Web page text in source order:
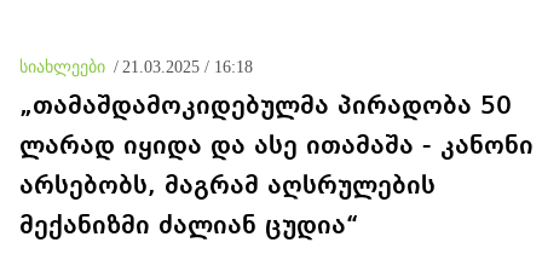
პასუხისმგებლობა უნდა
დაეკისროს ქვეყანას
სიახლეები / 21.03.2025 / 16:18
„თამაშდამოკიდებულმა პირადობა 50
ლარად იყიდა და ასე ითამაშა - კანონი
არსებობს, მაგრამ აღსრულების
მექანიზმი ძალიან ცუდია“